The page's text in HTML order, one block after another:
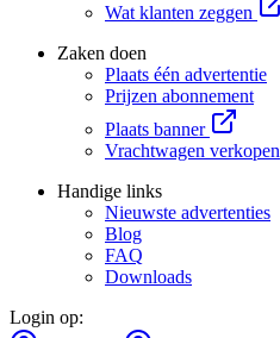
Wat klanten zeggen
Zaken doen
Plaats één advertentie
Prijzen abonnement
Plaats banner
Vrachtwagen verkopen
Handige links
Nieuwste advertenties
Blog
FAQ
Downloads
Login op: